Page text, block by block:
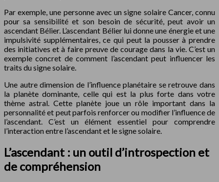
Par exemple, une personne avec un signe solaire Cancer, connu
pour sa sensibilité et son besoin de sécurité, peut avoir un
ascendant Bélier. L’ascendant Bélier lui donne une énergie et une
impulsivité supplémentaires, ce qui peut la pousser à prendre
des initiatives et à faire preuve de courage dans la vie. C’est un
exemple concret de comment l’ascendant peut influencer les
traits du signe solaire.
Une autre dimension de l’influence planétaire se retrouve dans
la planète dominante, celle qui est la plus forte dans votre
thème astral. Cette planète joue un rôle important dans la
personnalité et peut parfois renforcer ou modifier l’influence de
l’ascendant. C’est un élément essentiel pour comprendre
l’interaction entre l’ascendant et le signe solaire.
L’ascendant : un outil d’introspection et
de compréhension